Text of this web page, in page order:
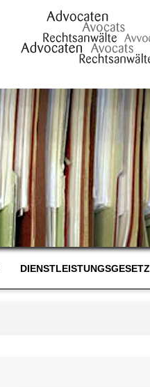
DIENSTLEISTUNGSGESETZ